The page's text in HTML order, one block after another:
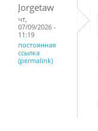
Jorgetaw
чт,
07/09/2026 -
11:19
постоянная
ссылка
(permalink)